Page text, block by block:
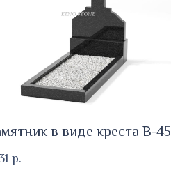
в виде креста В-45
р.